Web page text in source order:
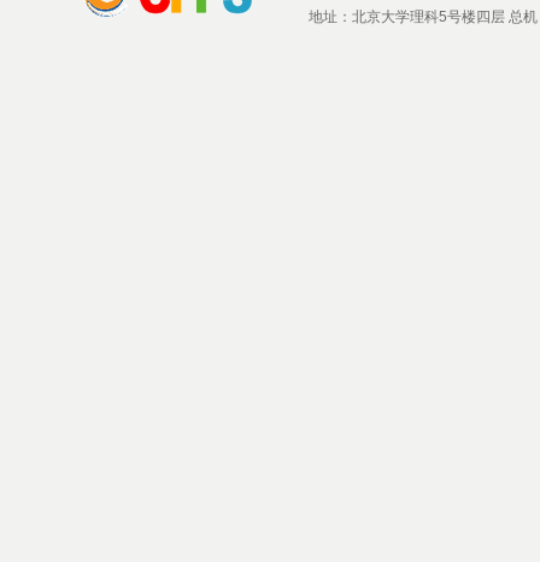
地址：北京大学理科5号楼四层 总